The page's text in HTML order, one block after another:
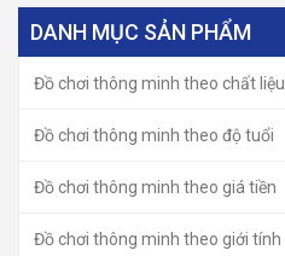
DANH MỤC SẢN PHẨM
Đồ chơi thông minh theo chất liệu
Đồ chơi thông minh theo độ tuổi
Đồ chơi thông minh theo giá tiền
Đồ chơi thông minh theo giới tính